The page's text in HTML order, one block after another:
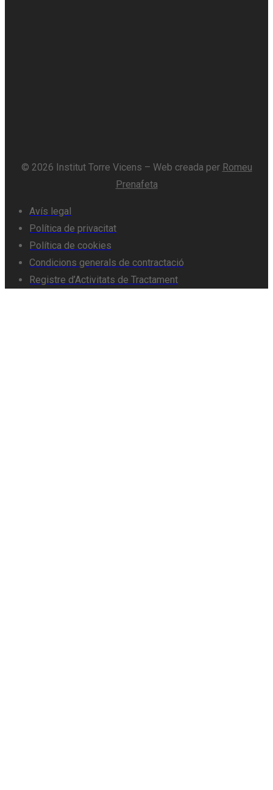
© 2026 Institut Torre Vicens – Web creada per Romeu
Prenafeta
Avís legal
Política de privacitat
Política de cookies
Condicions generals de contractació
Registre d’Activitats de Tractament